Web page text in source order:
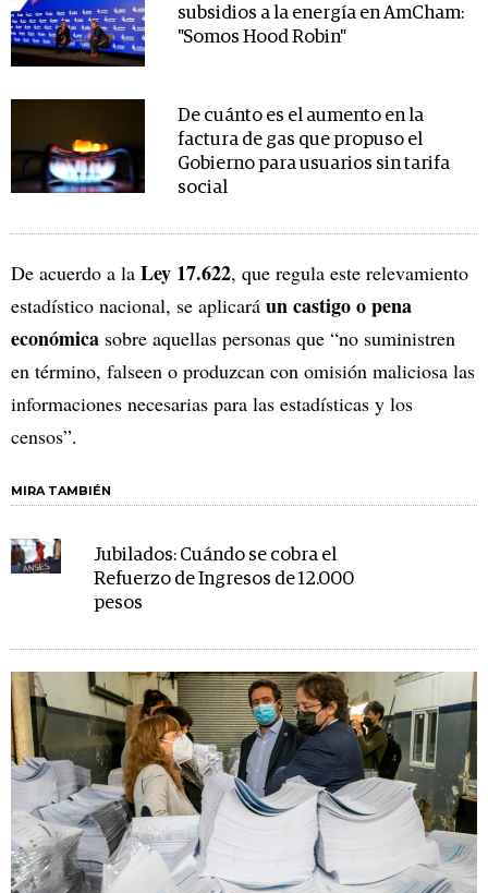
subsidios a la energía en AmCham:
"Somos Hood Robin"
De cuánto es el aumento en la
factura de gas que propuso el
Gobierno para usuarios sin tarifa
social
De acuerdo a la Ley 17.622, que regula este relevamiento
estadístico nacional, se aplicará un castigo o pena
económica sobre aquellas personas que “no suministren
en término, falseen o produzcan con omisión maliciosa las
informaciones necesarias para las estadísticas y los
censos”.
MIRA TAMBIÉN
Jubilados: Cuándo se cobra el
Refuerzo de Ingresos de 12.000
pesos